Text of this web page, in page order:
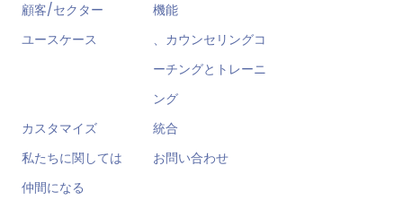
顧客/セクター
機能
ユースケース
、カウンセリングコ
ーチングとトレーニ
ング
カスタマイズ
統合
私たちに関しては
お問い合わせ
仲間になる